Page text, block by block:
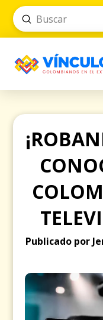
Search
Submit
Publicado por